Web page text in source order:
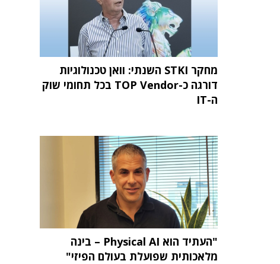
מחקר STKI השנתי: וואן טכנולוגיות
דורגה כ-TOP Vendor בכל תחומי שוק
ה-IT
"העתיד הוא Physical AI – בינה
מלאכותית שפועלת בעולם הפיזי"